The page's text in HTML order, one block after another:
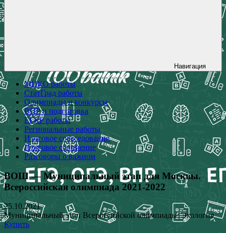
Навигация
МЦКО работы
СтатГрад работы
Олимпиады и конкурсы
ВПР и подготовка
ЕГКР работы
Региональные работы
Итоговое собеседование
Итоговое сочинение
Разговоры о важном
ВОШ — Муниципальный этап для Москвы.
Всероссийская олимпиада 2021-2022
25.10.2021
Муниципальный этап Всероссийской олимпиады. Экология
Купить